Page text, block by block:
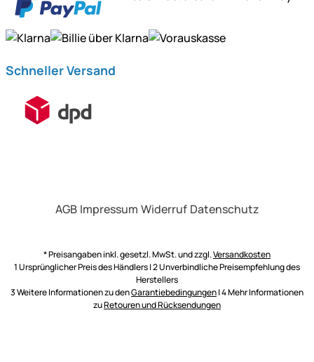
Schneller Versand
AGB Impressum Widerruf Datenschutz
* Preisangaben inkl. gesetzl. MwSt. und zzgl.Versandkosten
1 Ursprünglicher Preis des Händlers | 2 Unverbindliche Preisempfehlung des
Herstellers
3 Weitere Informationen zu denGarantiebedingungen| 4 Mehr Informationen
zuRetouren und Rücksendungen